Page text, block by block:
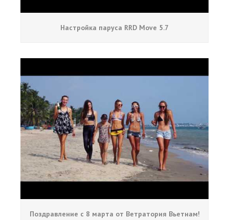
Настройка паруса RRD Move 5.7
Поздравление с 8 марта от Ветратория Вьетнам!